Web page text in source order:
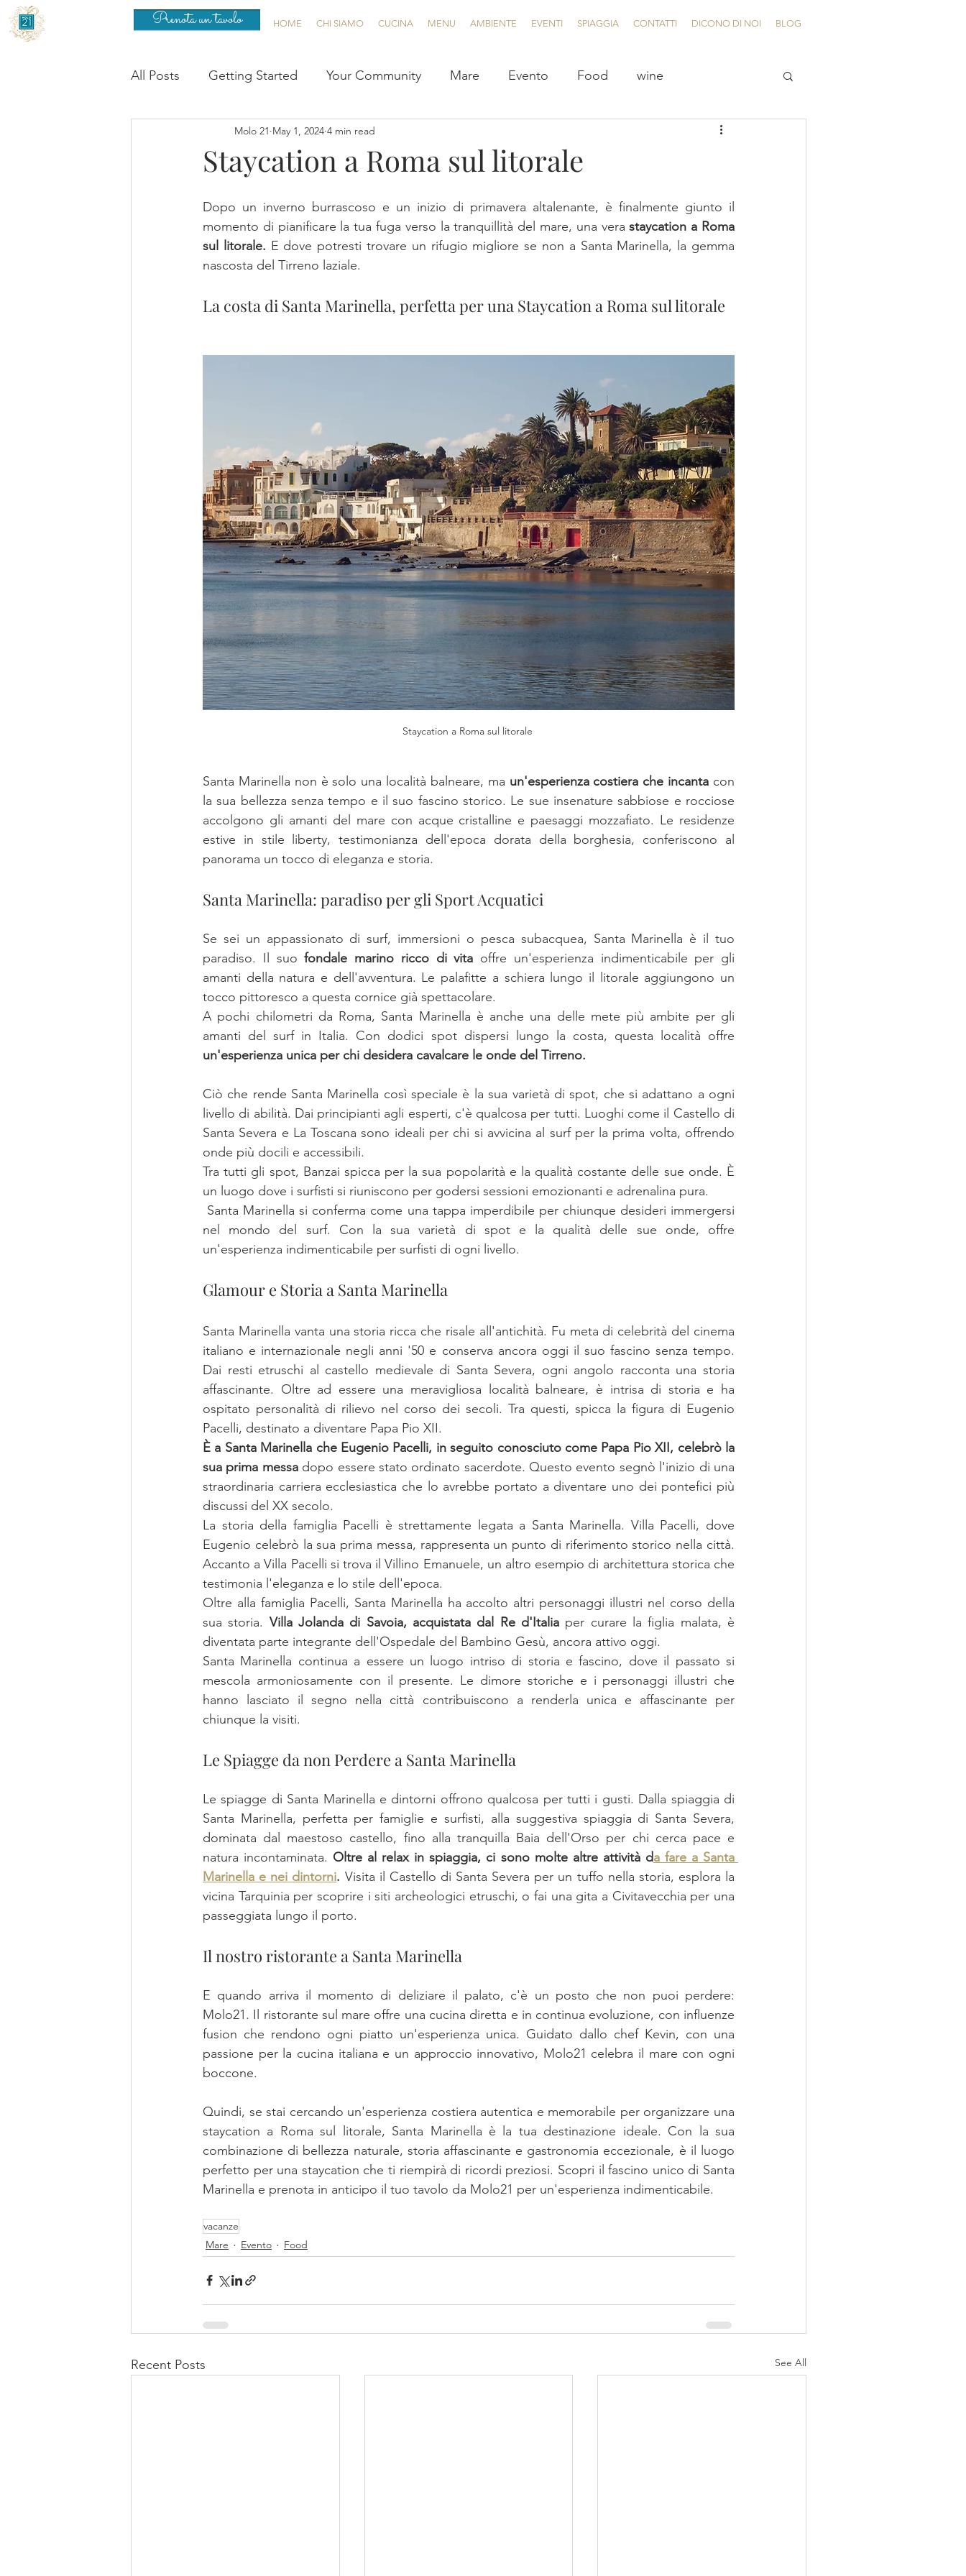
Prenota un tavolo HOME CHI SIAMO CUCINA MENU AMBIENTE EVENTI SPIAGGIA CONTATTI DICONO DI NOI BLOG
All Posts Getting Started Your Community Mare Evento Food wine
Staycation a Roma sul litorale
Molo 21 May 1, 2024 4 min read
Dopo un inverno burrascoso e un inizio di primavera altalenante, è finalmente giunto il
momento di pianificare la tua fuga verso la tranquillità del mare, una vera staycation a Roma
sul litorale. E dove potresti trovare un rifugio migliore se non a Santa Marinella, la gemma
nascosta del Tirreno laziale.
La costa di Santa Marinella, perfetta per una Staycation a Roma sul litorale
Staycation a Roma sul litorale
Santa Marinella non è solo una località balneare, ma un'esperienza costiera che incanta con
la sua bellezza senza tempo e il suo fascino storico. Le sue insenature sabbiose e rocciose
accolgono gli amanti del mare con acque cristalline e paesaggi mozzafiato. Le residenze
estive in stile liberty, testimonianza dell'epoca dorata della borghesia, conferiscono al
panorama un tocco di eleganza e storia.
Santa Marinella: paradiso per gli Sport Acquatici
Se sei un appassionato di surf, immersioni o pesca subacquea, Santa Marinella è il tuo
paradiso. Il suo fondale marino ricco di vita offre un'esperienza indimenticabile per gli
amanti della natura e dell'avventura. Le palafitte a schiera lungo il litorale aggiungono un
tocco pittoresco a questa cornice già spettacolare.
A pochi chilometri da Roma, Santa Marinella è anche una delle mete più ambite per gli
un'esperienza unica per chi desidera cavalcare le onde del Tirreno.
Ciò che rende Santa Marinella così speciale è la sua varietà di spot, che si adattano a ogni
livello di abilità. Dai principianti agli esperti, c'è qualcosa per tutti. Luoghi come il Castello di
Santa Severa e La Toscana sono ideali per chi si avvicina al surf per la prima volta, offrendo
onde più docili e accessibili.
Tra tutti gli spot, Banzai spicca per la sua popolarità e la qualità costante delle sue onde. È
un luogo dove i surfisti si riuniscono per godersi sessioni emozionanti e adrenalina pura.
nel mondo del surf. Con la sua varietà di spot e la qualità delle sue onde, offre
un'esperienza indimenticabile per surfisti di ogni livello.
Glamour e Storia a Santa Marinella
Santa Marinella vanta una storia ricca che risale all'antichità. Fu meta di celebrità del cinema
italiano e internazionale negli anni '50 e conserva ancora oggi il suo fascino senza tempo.
Dai resti etruschi al castello medievale di Santa Severa, ogni angolo racconta una storia
affascinante. Oltre ad essere una meravigliosa località balneare, è intrisa di storia e ha
ospitato personalità di rilievo nel corso dei secoli. Tra questi, spicca la figura di Eugenio
Pacelli, destinato a diventare Papa Pio XII.
È a Santa Marinella che Eugenio Pacelli, in seguito conosciuto come Papa Pio XII, celebrò la
sua prima messa dopo essere stato ordinato sacerdote. Questo evento segnò l'inizio di una
straordinaria carriera ecclesiastica che lo avrebbe portato a diventare uno dei pontefici più
discussi del XX secolo.
La storia della famiglia Pacelli è strettamente legata a Santa Marinella. Villa Pacelli, dove
Eugenio celebrò la sua prima messa, rappresenta un punto di riferimento storico nella città.
Accanto a Villa Pacelli si trova il Villino Emanuele, un altro esempio di architettura storica che
testimonia l'eleganza e lo stile dell'epoca.
Oltre alla famiglia Pacelli, Santa Marinella ha accolto altri personaggi illustri nel corso della
sua storia. Villa Jolanda di Savoia, acquistata dal Re d'Italia per curare la figlia malata, è
diventata parte integrante dell'Ospedale del Bambino Gesù, ancora attivo oggi.
Santa Marinella continua a essere un luogo intriso di storia e fascino, dove il passato si
mescola armoniosamente con il presente. Le dimore storiche e i personaggi illustri che
hanno lasciato il segno nella città contribuiscono a renderla unica e affascinante per
chiunque la visiti.
Le Spiagge da non Perdere a Santa Marinella
Le spiagge di Santa Marinella e dintorni offrono qualcosa per tutti i gusti. Dalla spiaggia di
Santa Marinella, perfetta per famiglie e surfisti, alla suggestiva spiaggia di Santa Severa,
dominata dal maestoso castello, fino alla tranquilla Baia dell'Orso per chi cerca pace e
natura incontaminata. Oltre al relax in spiaggia, ci sono molte altre attività da fare a Santa
Marinella e nei dintorni. Visita il Castello di Santa Severa per un tuffo nella storia, esplora la
vicina Tarquinia per scoprire i siti archeologici etruschi, o fai una gita a Civitavecchia per una
passeggiata lungo il porto.
Il nostro ristorante a Santa Marinella
E quando arriva il momento di deliziare il palato, c'è un posto che non puoi perdere:
Molo21. Il ristorante sul mare offre una cucina diretta e in continua evoluzione, con influenze
fusion che rendono ogni piatto un'esperienza unica. Guidato dallo chef Kevin, con una
passione per la cucina italiana e un approccio innovativo, Molo21 celebra il mare con ogni
boccone.
Quindi, se stai cercando un'esperienza costiera autentica e memorabile per organizzare una
staycation a Roma sul litorale, Santa Marinella è la tua destinazione ideale. Con la sua
combinazione di bellezza naturale, storia affascinante e gastronomia eccezionale, è il luogo
perfetto per una staycation che ti riempirà di ricordi preziosi. Scopri il fascino unico di Santa
Marinella e prenota in anticipo il tuo tavolo da Molo21 per un'esperienza indimenticabile.
vacanze
Mare
Evento Food
Recent Posts See All